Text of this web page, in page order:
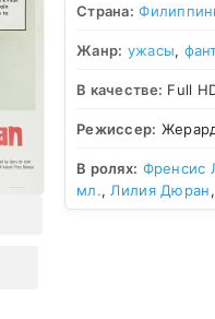
Страна:
Жанр: ужасы,
В качестве: Full
Режиссер:
В ролях: Френсис
мл., Лилия Дюран,